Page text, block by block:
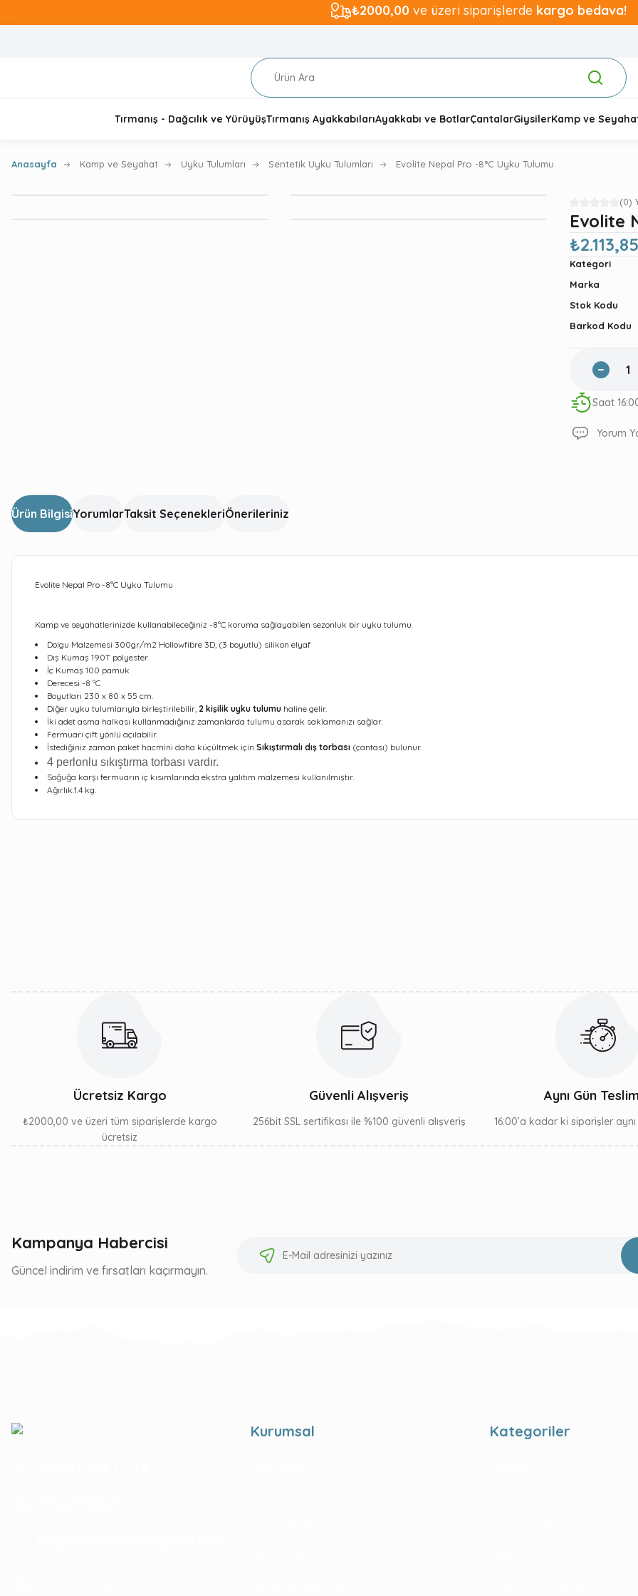
₺2000,00 ve üzeri siparişlerde kargo bedava!
Tırmanış - Dağcılık ve YürüyüşTırmanış AyakkabılarıAyakkabı ve BotlarÇantalarGiysilerKamp ve
Anasayfa Kamp ve Seyahat Uyku Tulumları Sentetik Uyku Tulumları Evolite Nepal Pro -8°C Uyku Tulumu
(0)
Evolite
₺2.113,85
Kategori
Marka
Stok Kodu
Barkod Kodu
Saat
Yorum
Ürün BilgisiYorumlarTaksit SeçenekleriÖnerileriniz
Evolite Nepal Pro -8°C Uyku Tulumu
Kamp ve seyahatlerinizde kullanabileceğiniz -8ºC koruma sağlayabilen sezonluk bir uyku tulumu.
Dolgu Malzemesi 300gr/m2 Hollowfibre 3D, (3 boyutlu) silikon elyaf
Dış Kumaş 190T polyester
İç Kumaş 100 pamuk
Derecesi -8 ºC
Boyutları 230 x 80 x 55 cm.
Diğer uyku tulumlarıyla birleştirilebilir, 2 kişilik uyku tulumu haline gelir.
İki adet asma halkası kullanmadığınız zamanlarda tulumu asarak saklamanızı sağlar.
Fermuarı çift yönlü açılabilir.
İstediğiniz zaman paket hacmini daha küçültmek için Sıkıştırmalı dış torbası (çantası) bulunur.
4 perlonlu sıkıştırma torbası vardır.
Soğuğa karşı fermuarın iç kısımlarında ekstra yalıtım malzemesi kullanılmıştır.
Ağırlık:1.4 kg.
Ücretsiz Kargo
₺2000,00 ve üzeri tüm siparişlerde kargo
ücretsiz
Güvenli Alışveriş
256bit SSL sertifikası ile %100 güvenli alışveriş
Aynı Gün
16:00’a kadar ki siparişler
Kampanya Habercisi
Güncel indirim ve fırsatları kaçırmayın.
Kurumsal Kategoriler